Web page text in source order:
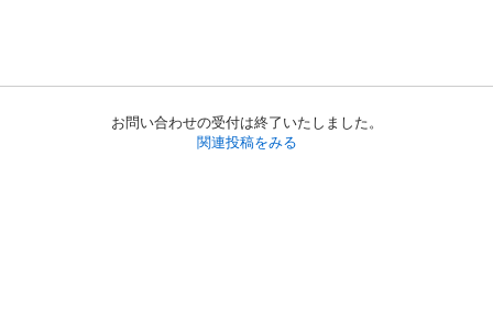
お問い合わせの受付は終了いたしました。
関連投稿をみる